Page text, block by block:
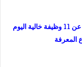
مجموعة اوراسكوم تعلن عن 11 وظيفة خالية اليوم
المعرفة